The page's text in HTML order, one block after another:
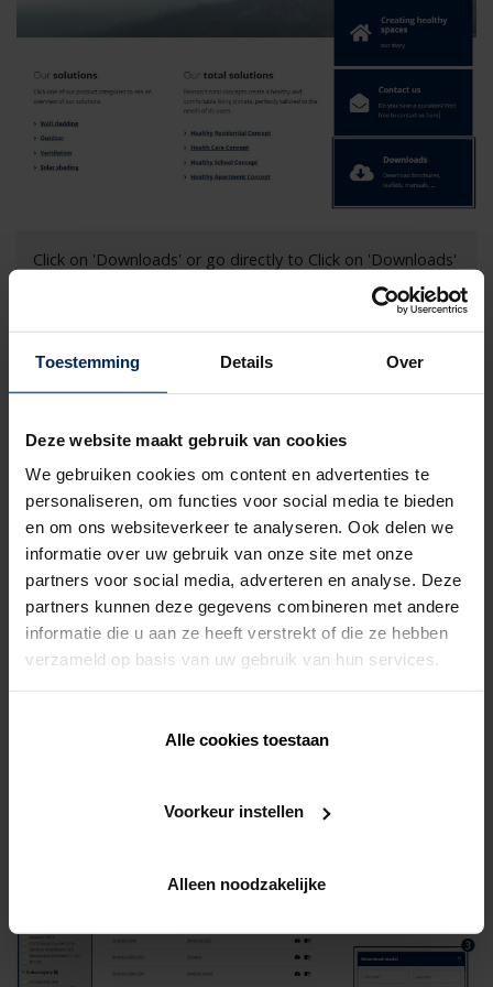
Toestemming Details Over
Deze website maakt gebruik van cookies
We gebruiken cookies om content en advertenties te
personaliseren, om functies voor social media te bieden
en om ons websiteverkeer te analyseren. Ook delen we
informatie over uw gebruik van onze site met onze
partners voor social media, adverteren en analyse. Deze
partners kunnen deze gegevens combineren met andere
informatie die u aan ze heeft verstrekt of die ze hebben
verzameld op basis van uw gebruik van hun services.
Alle cookies toestaan
Voorkeur instellen
Alleen noodzakelijke
Click on 'Downloads' or go directly to Click on 'Downloads'
https://www.renson.eu/gd-